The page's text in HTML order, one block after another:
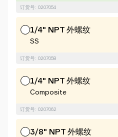
订货号: 0207054
1/4" NPT 外螺纹
SS
订货号: 0207058
1/4" NPT 外螺纹
Composite
订货号: 0207062
3/8" NPT 外螺纹